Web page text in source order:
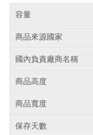
容量
商品來源國家
國內負責廠商名稱
商品高度
商品寬度
保存天數